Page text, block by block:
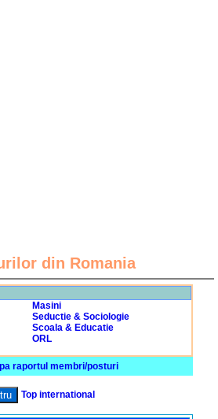
din Romania
Masini
Seductie & Sociologie
Scoala & Educatie
ORL
raportul membri/posturi
Top international